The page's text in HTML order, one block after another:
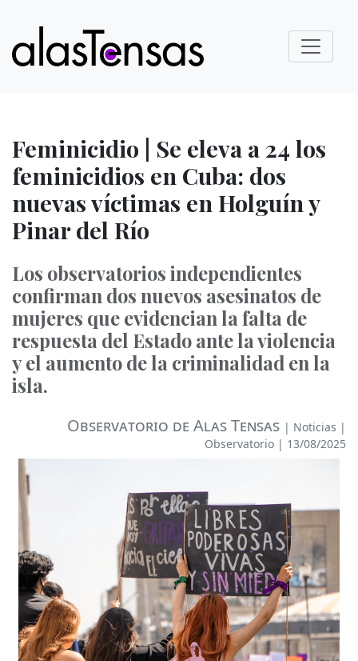
Feminicidio | Se eleva a 24 los
feminicidios en Cuba: dos
nuevas víctimas en Holguín y
Pinar del Río
Los observatorios independientes
confirman dos nuevos asesinatos de
mujeres que evidencian la falta de
respuesta del Estado ante la violencia
y el aumento de la criminalidad en la
isla.
Observatorio de Alas Tensas | Noticias |
Observatorio | 13/08/2025